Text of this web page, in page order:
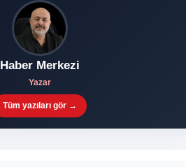
Haber Merkezi
Yazar
Tüm yazıları gör →